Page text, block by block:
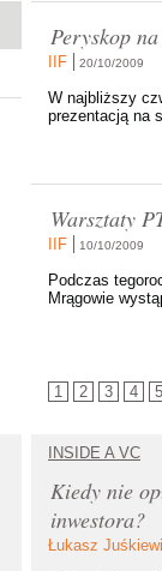
Peryskop
IIF 20/10/2009
W najbliższy
prezentacją na
Warsztaty
IIF 10/10/2009
Podczas
Mrągowie
1 2 3 4 5
INSIDE A VC
Kiedy nie
inwestora?
Łukasz